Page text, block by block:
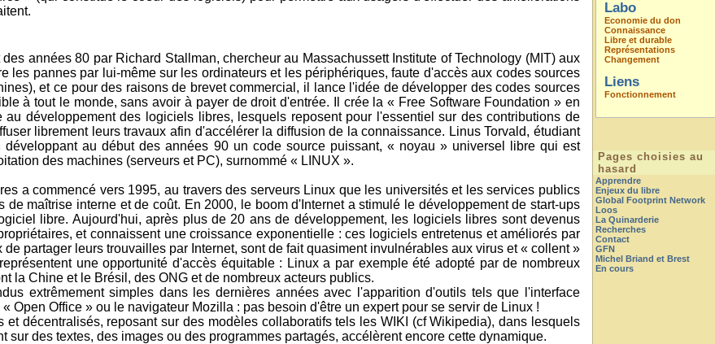
années 80 par Richard Stallman, chercheur au Massachussett Institute of Technology (MIT) aux
les pannes par lui-même sur les ordinateurs et les périphériques, faute d'accès aux codes sources
et ce pour des raisons de brevet commercial, il lance l'idée de développer des codes sources
à tout le monde, sans avoir à payer de droit d'entrée. Il crée la « Free Software Foundation » en
au développement des logiciels libres, lesquels reposent pour l'essentiel sur des contributions de
librement leurs travaux afin d'accélérer la diffusion de la connaissance. Linus Torvald, étudiant
au début des années 90 un code source puissant, « noyau » universel libre qui est
des machines (serveurs et PC), surnommé « LINUX ».
a commencé vers 1995, au travers des serveurs Linux que les universités et les services publics
maîtrise interne et de coût. En 2000, le boom d'Internet a stimulé le développement de start-ups
libre. Aujourd'hui, après plus de 20 ans de développement, les logiciels libres sont devenus
et connaissent une croissance exponentielle : ces logiciels entretenus et améliorés par
partager leurs trouvailles par Internet, sont de fait quasiment invulnérables aux virus et « collent »
une opportunité d'accès équitable : Linux a par exemple été adopté par de nombreux
la Chine et le Brésil, des ONG et de nombreux acteurs publics.
extrêmement simples dans les dernières années avec l'apparition d'outils tels que l'interface
Open Office » ou le navigateur Mozilla : pas besoin d'être un expert pour se servir de Linux !
et décentralisés, reposant sur des modèles collaboratifs tels les WIKI (cf Wikipedia), dans lesquels
sur des textes, des images ou des programmes partagés, accélèrent encore cette dynamique.
Labo
Economie du don
Connaissance
Libre et durable
Représentations
Changement
Liens
Fonctionnement
Pages choisies au
hasard
Apprendre
Enjeux du libre
Global Footprint Network
Loos
La Quinarderie
Recherches
Contact
GFN
Michel Briand et Brest
En cours